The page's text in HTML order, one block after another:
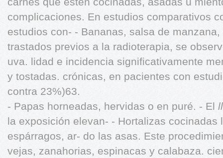
complicaciones. En estudios comparativos
estudios con- - Bananas, salsa de
trastados previos a la radioterapia, se
uva. lidad e incidencia significativamente
y tostadas. crónicas, en pacientes con
contra 23%)63.
- Papas horneadas, hervidas o en puré. - El
la exposición elevan- - Hortalizas cocinadas
espárragos, ar- do las asas. Este
vejas, zanahorias, espinacas y calabaza.